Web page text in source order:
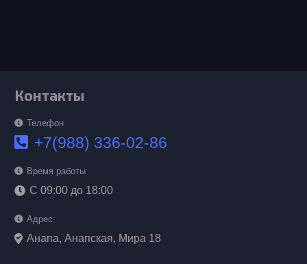
Контакты
Телефон
+7(988) 336-02-86
Время работы
С 09:00 до 18:00
Адрес:
Анапа, Анапская, Мира 18